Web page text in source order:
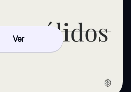
Ver